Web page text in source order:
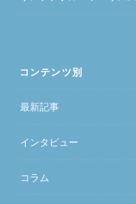
コンテンツ別
最新記事
インタビュー
コラム